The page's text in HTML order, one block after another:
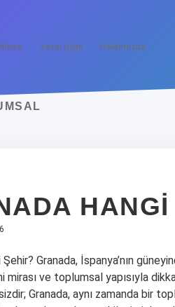
Yasal Uyarı Hakkımızda
Şehir? Granada, İspanya’nın
mirası ve toplumsal yapısıyla
Granada, aynı zamanda bir